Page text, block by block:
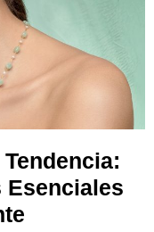
Esenciales